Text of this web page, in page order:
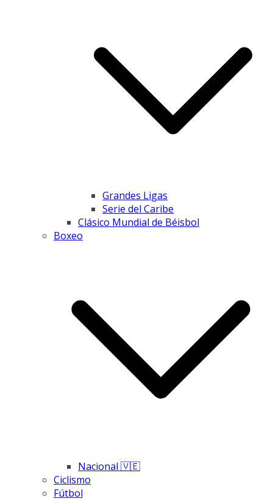
Grandes Ligas
Serie del Caribe
Clásico Mundial de Béisbol
Boxeo
Nacional 🇻🇪
Ciclismo
Fútbol